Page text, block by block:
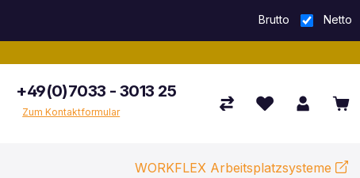
Brutto Netto
+49(0)7033 - 3013 25
Zum Kontaktformular
WORKFLEX Arbeitsplatzsysteme